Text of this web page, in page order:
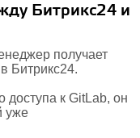
Битрикс24 и
получает
Битрикс24.
доступа к GitLab, он
уже